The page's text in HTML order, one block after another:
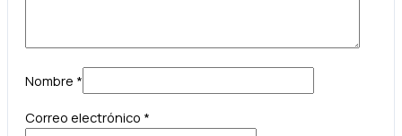
Nombre *
Correo electrónico *